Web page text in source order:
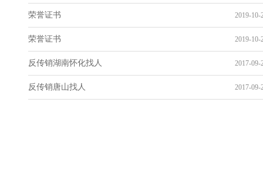
荣誉证书 2019-10-
荣誉证书 2019-10-
反传销湖南怀化找人 2017-09-
反传销唐山找人 2017-09-